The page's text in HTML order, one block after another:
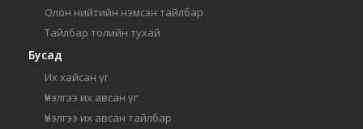
Олон нийтийн нэмсэн тайлбар
Тайлбар толийн тухай
Бусад
Их хайсан үг
Үнэлгээ их авсан үг
Үнэлгээ их авсан тайлбар